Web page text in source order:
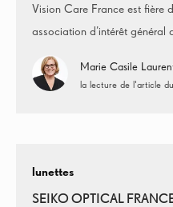
Vision Care France est fière
association d’intérêt général
Marie Casile
la lecture de l'article
lunettes
SEIKO OPTICAL